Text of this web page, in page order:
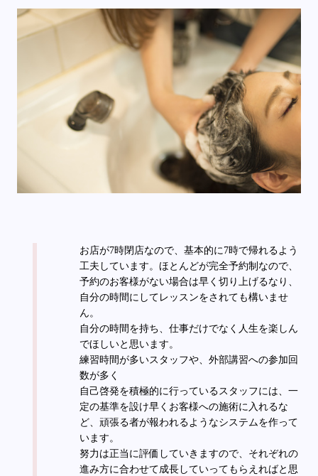
お店が7時閉店なので、基本的に7時で帰れるよう
工夫しています。ほとんどが完全予約制なので、
予約のお客様がない場合は早く切り上げるなり、
自分の時間にしてレッスンをされても構いませ
ん。
自分の時間を持ち、仕事だけでなく人生を楽しん
でほしいと思います。
練習時間が多いスタッフや、外部講習への参加回
数が多く
自己啓発を積極的に行っているスタッフには、一
定の基準を設け早くお客様への施術に入れるな
ど、頑張る者が報われるようなシステムを作って
います。
努力は正当に評価していきますので、それぞれの
進み方に合わせて成長していってもらえればと思